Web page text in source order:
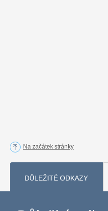
Na začátek stránky
DŮLEŽITÉ ODKAZY